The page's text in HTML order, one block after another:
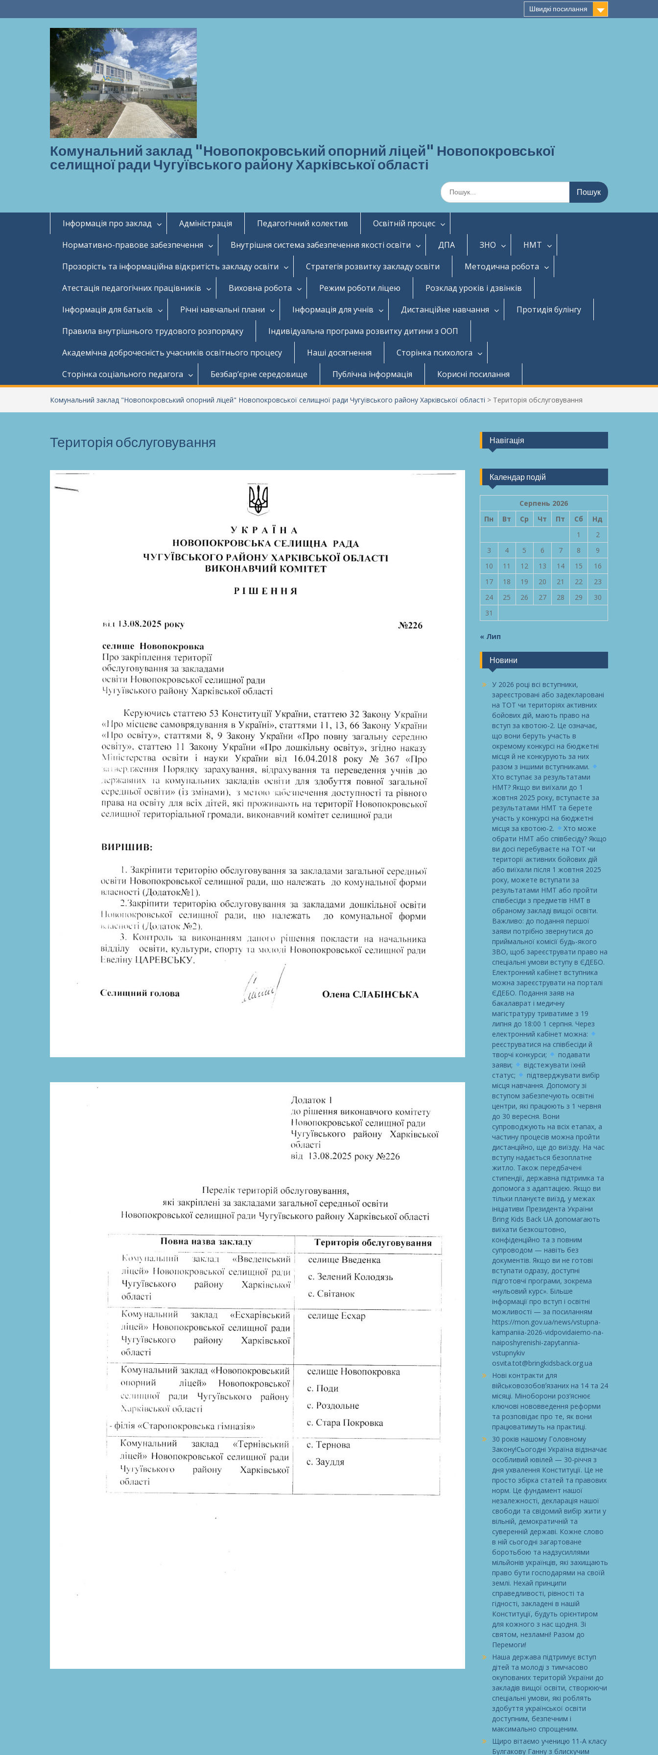
Швидкі посилання
Комунальний заклад "Новопокровський опорний ліцей" Новопокровської
селищної ради Чугуївського району Харківської області
Шукати:
Інформація про заклад Адміністрація Педагогічний колектив
Освітній процес
Нормативно-правове забезпечення
Внутрішня система забезпечення якості освіти ДПА ЗНО
НМТ
Прозорість та інформаційна відкритість закладу освіти
Стратегія розвитку закладу освіти
Методична робота
Атестація педагогічних працівників
Виховна робота Режим роботи ліцею
Розклад уроків і дзвінків
Інформація для батьків
Річні навчальні плани Інформація для учнів Дистанційне навчання
Протидія булінгу
Правила внутрішнього трудового розпорядку
Індивідуальна програма розвитку дитини з ООП
Академічна доброчесність учасників освітнього процесу
Наші досягнення
Сторінка психолога
Сторінка соціального педагога
Безбар’єрне середовище Публічна інформація Корисні посилання
Комунальний заклад "Новопокровський опорний ліцей" Новопокровської селищної ради Чугуївського району Харківської області > Територія обслуговування
Територія обслуговування Навігація
Календар подій
Серпень 2026
Пн
Вт Ср Чт Пт Сб
Нд
1
2
3
4 5 6 7 8
9
10
11 12 13 14 15
16
17
18 19 20 21 22
23
24
25 26 27 28 29
30
31
« Лип
Новини
У 2026 році всі вступники,
зареєстровані або задекларовані
на ТОТ чи територіях активних
бойових дій, мають право на
вступ за квотою-2. Це означає,
що вони беруть участь в
окремому конкурсі на бюджетні
місця й не конкурують за них
разом з іншими вступниками.
Хто вступає за результатами
НМТ? Якщо ви виїхали до 1
жовтня 2025 року, вступаєте за
результатами НМТ та берете
участь у конкурсі на бюджетні
місця за квотою-2.
Хто може
обрати НМТ або співбесіду? Якщо
ви досі перебуваєте на ТОТ чи
території активних бойових дій
або виїхали після 1 жовтня 2025
року, можете вступати за
результатами НМТ або пройти
співбесіди з предметів НМТ в
обраному закладі вищої освіти.
Важливо: до подання першої
заяви потрібно звернутися до
приймальної комісії будь-якого
ЗВО, щоб зареєструвати право на
спеціальні умови вступу в ЄДЕБО.
Електронний кабінет вступника
можна зареєструвати на порталі
ЄДЕБО. Подання заяв на
бакалаврат і медичну
магістратуру триватиме з 19
липня до 18:00 1 серпня. Через
електронний кабінет можна:
реєструватися на співбесіди й
творчі конкурси;
подавати
заяви;
відстежувати їхній
статус;
підтверджувати вибір
місця навчання. Допомогу зі
вступом забезпечують освітні
центри, які працюють з 1 червня
до 30 вересня. Вони
супроводжують на всіх етапах, а
частину процесів можна пройти
дистанційно, ще до виїзду. На час
вступу надається безоплатне
житло. Також передбачені
стипендії, державна підтримка та
допомога з адаптацією. Якщо ви
тільки плануєте виїзд, у межах
ініціативи Президента України
Bring Kids Back UA допомагають
виїхати безкоштовно,
конфіденційно та з повним
супроводом — навіть без
документів. Якщо ви не готові
вступати одразу, доступні
підготовчі програми, зокрема
«нульовий курс». Більше
інформації про вступ і освітні
можливості — за посиланням
https://mon.gov.ua/news/vstupna-
kampaniia-2026-vidpovidaiemo-na-
naiposhyrenishi-zapytannia-
vstupnykiv
osvita.tot@bringkidsback.org.ua
Нові контракти для
військовозобовʼязаних на 14 та 24
місяці. Міноборони роз’яснює
ключові нововведення реформи
та розповідає про те, як вони
працюватимуть на практиці.
30 років нашому Головному
Закону!Сьогодні Україна відзначає
особливий ювілей — 30-річчя з
дня ухвалення Конституції. Це не
просто збірка статей та правових
норм. Це фундамент нашої
незалежності, декларація нашої
свободи та свідомий вибір жити у
вільній, демократичній та
суверенній державі. Кожне слово
в ній сьогодні загартоване
боротьбою та надзусиллями
мільйонів українців, які захищають
право бути господарями на своїй
землі. Нехай принципи
справедливості, рівності та
гідності, закладені в нашій
Конституції, будуть орієнтиром
для кожного з нас щодня. Зі
святом, незламні! Разом до
Перемоги!
Наша держава підтримує вступ
дітей та молоді з тимчасово
окупованих територій України до
закладів вищої освіти, створюючи
спеціальні умови, які роблять
здобуття української освіти
доступним, безпечним і
максимально спрощеним.
Щиро вітаємо ученицю 11-А класу
Булгакову Ганну з блискучим